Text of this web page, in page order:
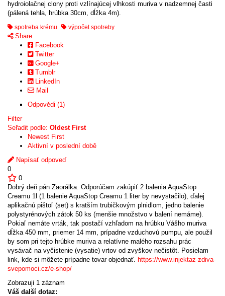
hydroiolačnej clony proti vzlínajúcej vlhkosti muriva v nadzemnej časti
(pálená tehla, hrúbka 30cm, dĺžka 4m).
spotreba krému výpočet spotreby
Share
Facebook
Twitter
Google+
Tumblr
LinkedIn
Mail
Odpovědi (1)
Filter
Seřadit podle: Oldest First
Newest First
Aktivní v poslední době
Napísať odpoveď
0
0
Dobrý deň pán Zaorálka. Odporúčam zakúpiť 2 balenia AquaStop
Creamu 1l (1 balenie AquaStop Creamu 1 liter by nevystačilo), ďalej
aplikačnú pištoľ (set) s kratším trubičkovým plnidlom, jedno balenie
polystyrénových zátok 50 ks (menšie množstvo v balení nemáme).
Pokiaľ nemáte vrták, tak postačí vzhľadom na hrúbku Vášho muriva
dĺžka 450 mm, priemer 14 mm, prípadne vzduchovú pumpu, ale použil
by som pri tejto hrúbke muriva a relatívne malého rozsahu prác
vysávač na vyčistenie (vysatie) vrtov od zvyškov nečistôt. Posielam
link, kde si môžete prípadne tovar objednať. https://www.injektaz-zdiva-
svepomoci.cz/e-shop/
Zobrazuji 1 záznam
Váš další dotaz: